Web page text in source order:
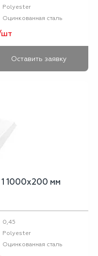
Polyester
Оцинкованная сталь
шт
Оставить заявку
1000х200 мм
0,45
Polyester
Оцинкованная сталь